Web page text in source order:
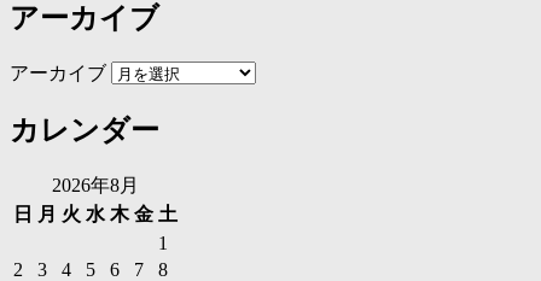
アーカイブ
アーカイブ
カレンダー
2026年8月
日
月 火 水 木 金 土
1
2
3 4 5 6 7
8